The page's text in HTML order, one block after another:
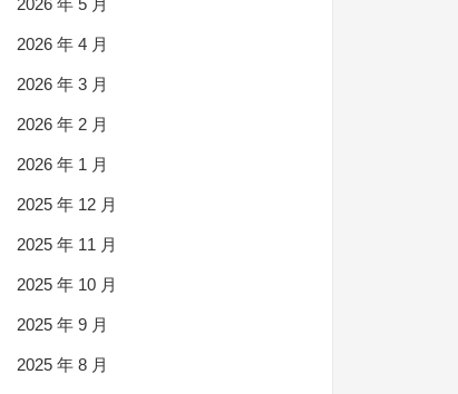
2026 年 5 月
2026 年 4 月
2026 年 3 月
2026 年 2 月
2026 年 1 月
2025 年 12 月
2025 年 11 月
2025 年 10 月
2025 年 9 月
2025 年 8 月